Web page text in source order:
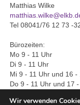
Kita-
Soziale
Matthias Wilke
Tel 08041/76 12 73 -
Bürozeiten:
Mo 9 - 11 Uhr
Di 9 - 11 Uhr
Mi 9 - 11 Uhr und 16 -
Do 9 - 11 Uhr und 17
Wir verwenden